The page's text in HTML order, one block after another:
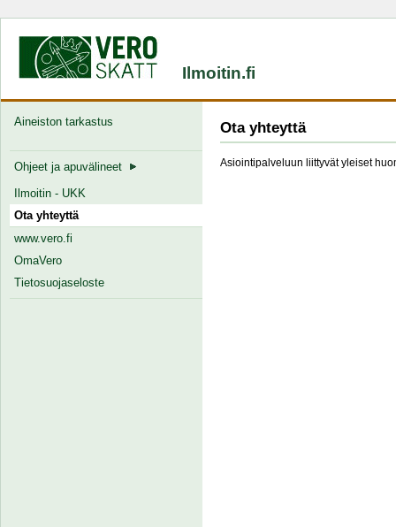
Ilmoitin.fi
Aineiston tarkastus
Ohjeet ja apuvälineet
Ilmoitin - UKK
Ota yhteyttä
www.vero.fi
OmaVero
Tietosuojaseloste
Ota yhteyttä
Asiointipalveluun liittyvät yleiset